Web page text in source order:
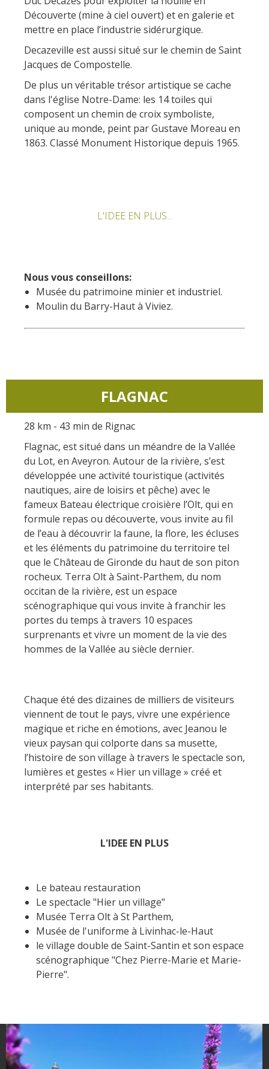
Découverte (mine à ciel ouvert) et en galerie et
mettre en place l’industrie sidérurgique.
Decazeville est aussi situé sur le chemin de Saint
Jacques de Compostelle.
De plus un véritable trésor artistique se cache
dans l'église Notre-Dame: les 14 toiles qui
composent un chemin de croix symboliste,
unique au monde, peint par Gustave Moreau en
1863. Classé Monument Historique depuis 1965.
L'IDEE EN PLUS...
Nous vous conseillons:
Musée du patrimoine minier et industriel.
Moulin du Barry-Haut à Viviez.
FLAGNAC
28 km - 43 min de Rignac
Flagnac, est situé dans un méandre de la Vallée
du Lot, en Aveyron. Autour de la rivière, s’est
développée une activité touristique (activités
nautiques, aire de loisirs et pêche) avec le
fameux Bateau électrique croisière l’Olt, qui en
formule repas ou découverte, vous invite au fil
de l’eau à découvrir la faune, la flore, les écluses
et les éléments du patrimoine du territoire tel
que le Château de Gironde du haut de son piton
rocheux. Terra Olt à Saint-Parthem, du nom
occitan de la rivière, est un espace
scénographique qui vous invite à franchir les
portes du temps à travers 10 espaces
surprenants et vivre un moment de la vie des
hommes de la Vallée au siècle dernier.
Chaque été des dizaines de milliers de visiteurs
viennent de tout le pays, vivre une expérience
magique et riche en émotions, avec Jeanou le
vieux paysan qui colporte dans sa musette,
l’histoire de son village à travers le spectacle son,
lumières et gestes « Hier un village » créé et
interprété par ses habitants.
L'IDEE EN PLUS
Le bateau restauration
Le spectacle "Hier un village"
Musée Terra Olt à St Parthem,
Musée de l'uniforme à Livinhac-le-Haut
le village double de Saint-Santin et son espace
scénographique "Chez Pierre-Marie et Marie-
Pierre".